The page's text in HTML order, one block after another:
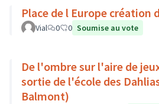
Place de l
Vial 0 0 Soumise au vote
De l'ombre sur l'aire de
sortie de l'école des
Balmont)